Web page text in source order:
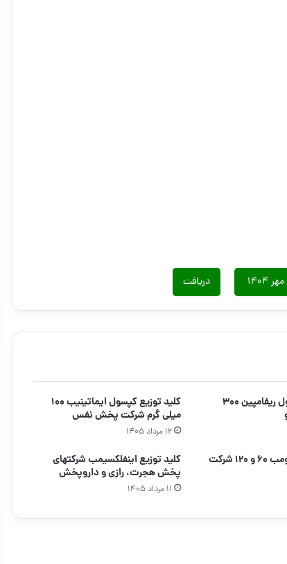
دریافت
کلید توزیع کپسول ریفامپین ۳۰۰
کلید توزیع کپسول ایماتینیب ۱۰۰
میلی گرم شرکت پخش نفس
۱۲ مرداد ۱۴۰۵
کلید توزیع دنوزومب ۶۰ و ۱۲۰ شرکت
کلید توزیع اینفلکسیمب شرکتهای
پخش هجرت، رازی و داروپخش
۱۱ مرداد ۱۴۰۵